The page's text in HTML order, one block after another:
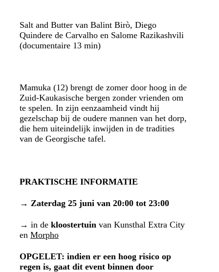
Salt and Butter van Balint Birò, Diego
Quindere de Carvalho en Salome Razikashvili
(documentaire 13 min)
Mamuka (12) brengt de zomer door hoog in de
Zuid-Kaukasische bergen zonder vrienden om
te spelen. In zijn eenzaamheid vindt hij
gezelschap bij de oudere mannen van het dorp,
die hem uiteindelijk inwijden in de tradities
van de Georgische tafel.
PRAKTISCHE INFORMATIE
→ Zaterdag 25 juni van 20:00 tot 23:00
→ in de kloostertuin van Kunsthal Extra City
en Morpho
OPGELET: indien er een hoog risico op
regen is, gaat dit event binnen door